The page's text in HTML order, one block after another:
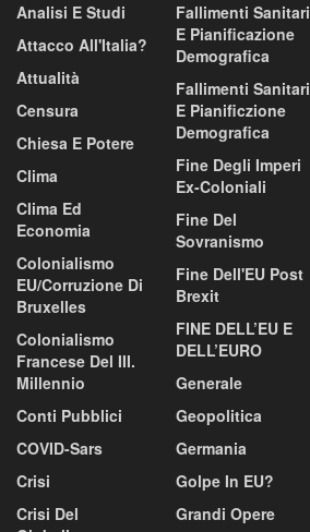
Analisi E Studi
Attacco All'Italia?
Attualità
Censura
Chiesa E Potere
Clima
Clima Ed
Economia
Colonialismo
EU/corruzione Di
Bruxelles
Colonialismo
Francese Del III.
Millennio
Conti Pubblici
COVID-Sars
Crisi
Crisi Del
Fallimenti Sanitari
E Pianificazione
Demografica
Fallimenti Sanitari
E Pianificzione
Demografica
Fine Degli Imperi
Ex-Coloniali
Fine Del
Sovranismo
Fine Dell'EU Post
Brexit
FINE DELL’EU E
DELL’EURO
Generale
Geopolitica
Germania
Golpe In EU?
Grandi Opere